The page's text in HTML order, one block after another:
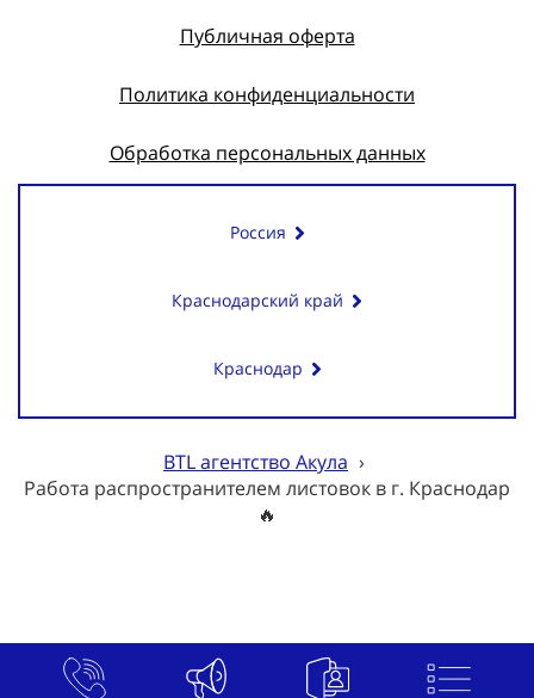
Публичная оферта
Политика конфиденциальности
Обработка персональных данных
Россия
Краснодарский край
Краснодар
BTL агентство Акула ›
Работа распространителем листовок в г. Краснодар
🔥